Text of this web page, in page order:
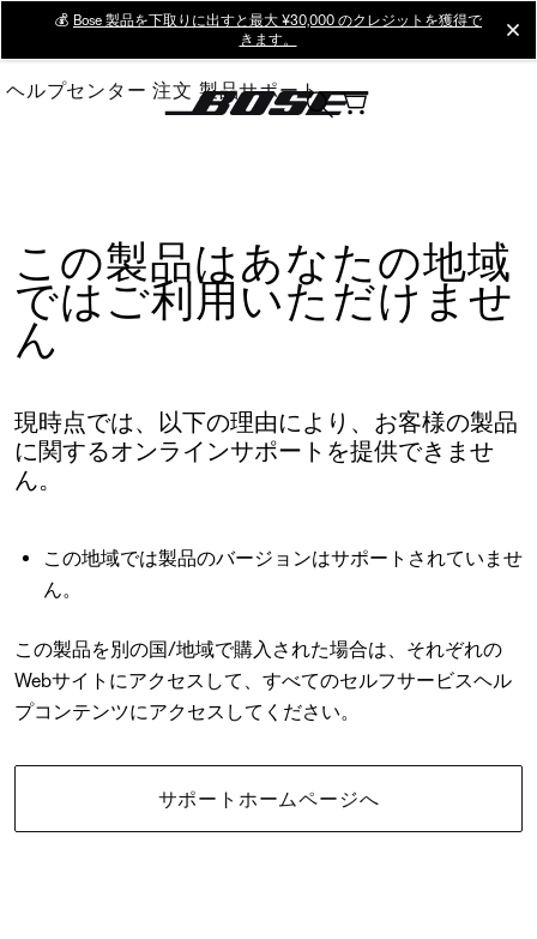
Main
💰 Bose 製品を下取りに出すと最大 ¥30,000 のクレジットを獲得で
きます。
ヘルプセンター 注文 製品サポート
この製品はあなたの地域
ではご利用いただけませ
ん
現時点では、以下の理由により、お客様の製品
に関するオンラインサポートを提供できませ
ん。
この地域では製品のバージョンはサポートされていませ
ん。
この製品を別の国/地域で購入された場合は、それぞれの
Webサイトにアクセスして、すべてのセルフサービスヘル
プコンテンツにアクセスしてください。
サポートホームページへ